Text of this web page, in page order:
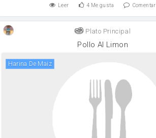
Leer 4 Me gusta Comentar
Plato Principal
Pollo Al Limon
Harina De Maiz